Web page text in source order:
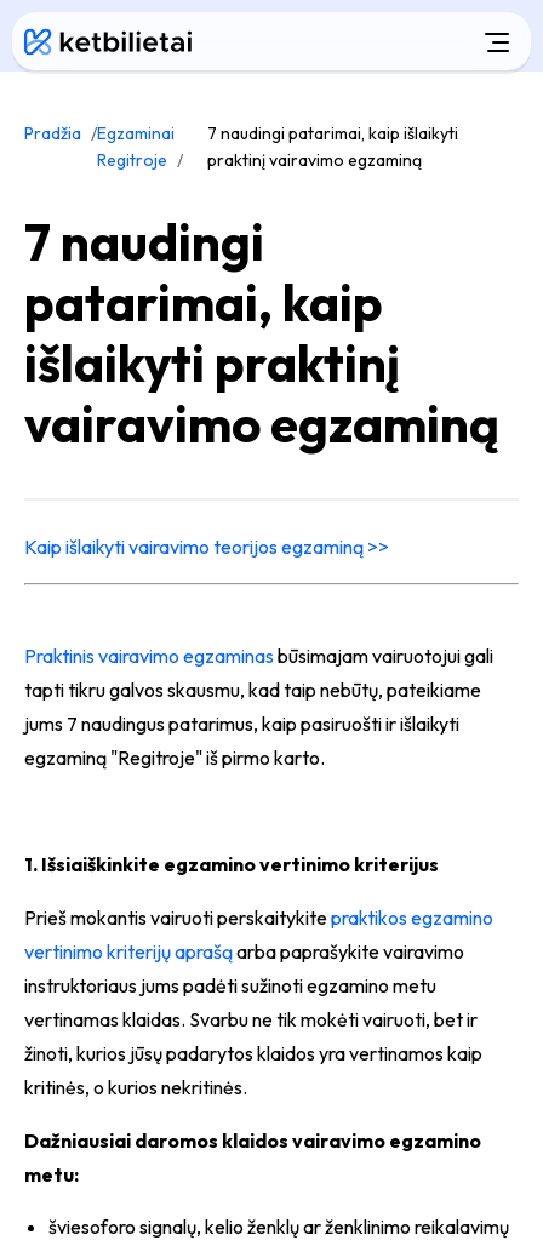
Pradžia
Egzaminai
Regitroje
7 naudingi patarimai, kaip išlaikyti
praktinį vairavimo egzaminą
7 naudingi
patarimai, kaip
išlaikyti praktinį
vairavimo egzaminą
Kaip išlaikyti vairavimo teorijos egzaminą >>
Praktinis vairavimo egzaminasbūsimajam vairuotojui gali
tapti tikru galvos skausmu, kad taip nebūtų, pateikiame
jums 7 naudingus patarimus, kaip pasiruošti ir išlaikyti
egzaminą "Regitroje" iš pirmo karto.
1. Išsiaiškinkite egzamino vertinimo kriterijus
Prieš mokantis vairuoti perskaitykitepraktikos egzamino
vertinimo kriterijų aprašąarba paprašykite vairavimo
instruktoriaus jums padėti sužinoti egzamino metu
vertinamas klaidas. Svarbu ne tik mokėti vairuoti, bet ir
žinoti, kurios jūsų padarytos klaidos yra vertinamos kaip
kritinės, o kurios nekritinės.
Dažniausiai daromos klaidos vairavimo egzamino
metu:
šviesoforo signalų, kelio ženklų ar ženklinimo reikalavimų